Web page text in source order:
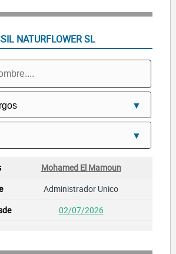
NATURFLOWER SL
Mohamed El Mamoun
Administrador Unico
02/07/2026